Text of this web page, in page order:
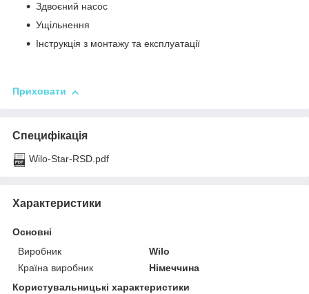
Здвоєний насос
Ущільнення
Інструкція з монтажу та експлуатації
Приховати
Специфікація
Wilo-Star-RSD.pdf
Характеристики
Основні
Виробник
Wilo
Країна виробник
Німеччина
Користувальницькі характеристики